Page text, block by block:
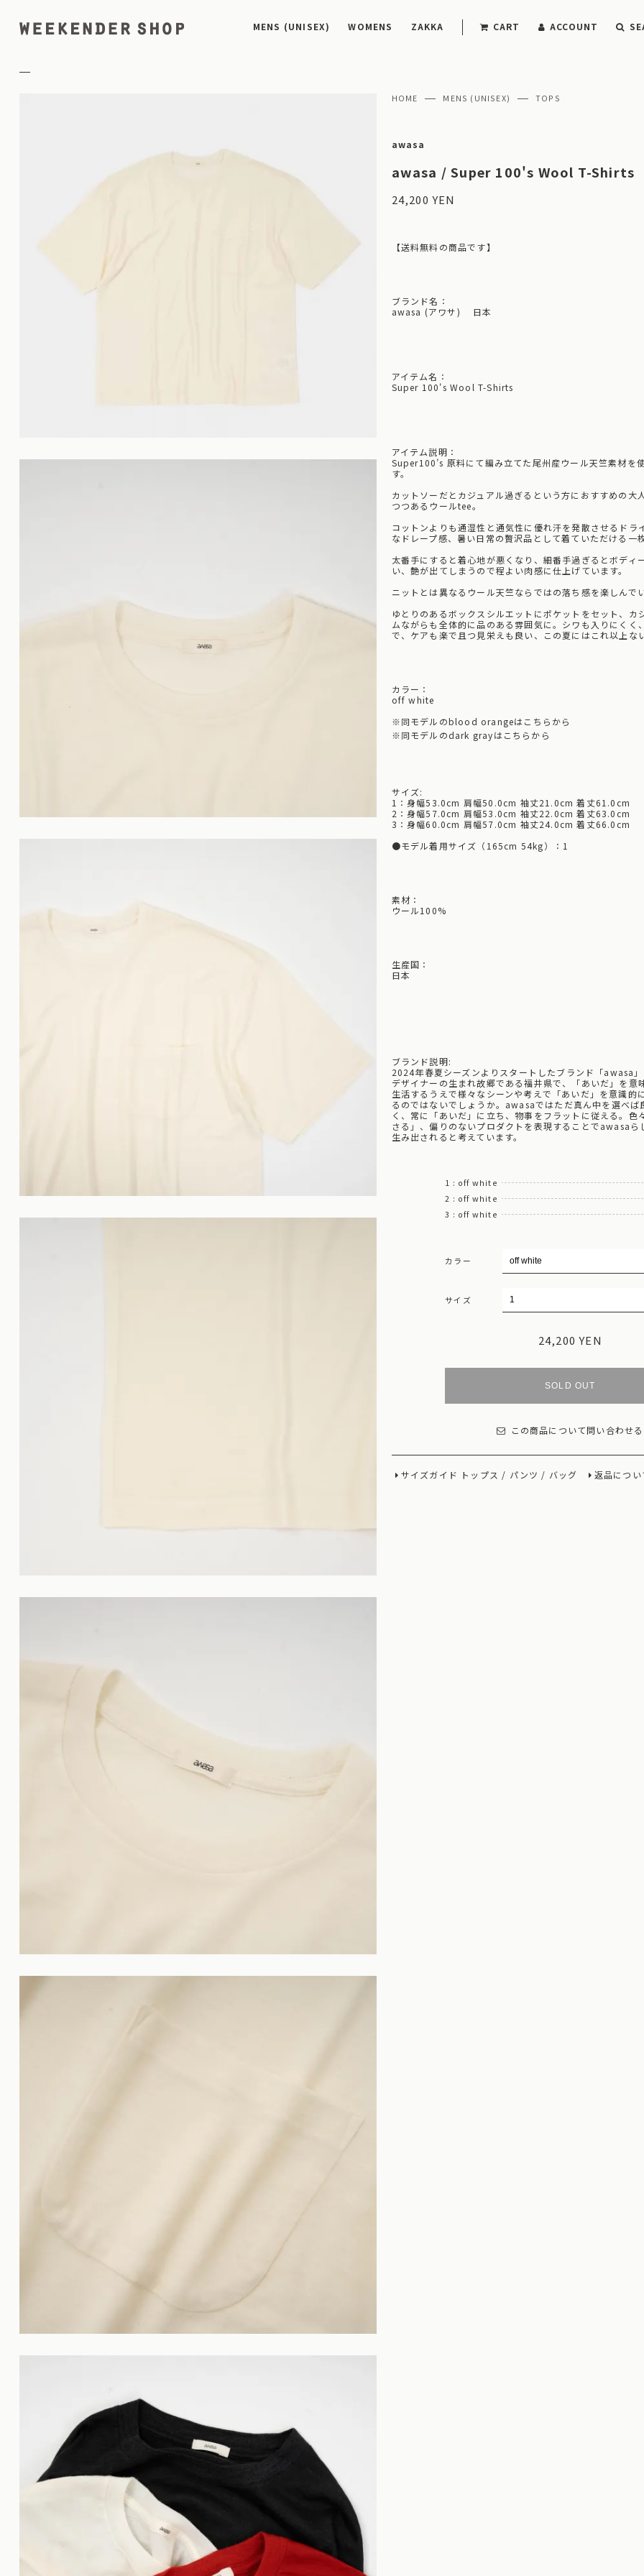
MENS (UNISEX) WOMENS ZAKKA CART ACCOUNT
HOME MENS (UNISEX) TOPS
awasa
awasa / Super 100's Wool T-Shirts
24,200 YEN
【送料無料の商品です】
ブランド名：
awasa (アワサ) 日本
アイテム名：
Super 100's Wool T-Shirts
アイテム説明：
Super100’s 原料にて編み立てた尾州産ウール天竺素材を
す。
カットソーだとカジュアル過ぎるという方におすすめの大
つつあるウールtee。
コットンよりも通湿性と通気性に優れ汗を発散させるドラ
なドレープ感、暑い日常の贅沢品として着ていただける一
太番手にすると着心地が悪くなり、細番手過ぎるとボディ
い、艶が出てしまうので程よい肉感に仕上げています。
ニットとは異なるウール天竺ならではの落ち感を楽しんで
ゆとりのあるボックスシルエットにポケットをセット、カ
ムながらも全体的に品のある雰囲気に。シワも入りにくく
で、ケアも楽で且つ見栄えも良い、この夏にはこれ以上な
カラー：
off white
※同モデルのblood orangeはこちらから
※同モデルのdark grayはこちらから
サイズ:
1：身幅53.0cm 肩幅50.0cm 袖丈21.0cm 着丈61.0cm
2：身幅57.0cm 肩幅53.0cm 袖丈22.0cm 着丈63.0cm
3：身幅60.0cm 肩幅57.0cm 袖丈24.0cm 着丈66.0cm
●モデル着用サイズ（165cm 54kg）：1
素材：
ウール100%
生産国：
日本
ブランド説明:
2024年春夏シーズンよりスタートしたブランド「awasa
デザイナーの生まれ故郷である福井県で、「あいだ」を意
生活するうえで様々なシーンや考えで「あいだ」を意識的
るのではないでしょうか。awasaではただ真ん中を選べば
く、常に「あいだ」に立ち、物事をフラットに従える。色
さる」、偏りのないプロダクトを表現することでawasaら
生み出されると考えています。
1 : off white
2 : off white
3 : off white
カラー
サイズ
24,200 YEN
SOLD OUT
この商品について問い合わせる
サイズガイド トップス / パンツ / バッグ 返品につい